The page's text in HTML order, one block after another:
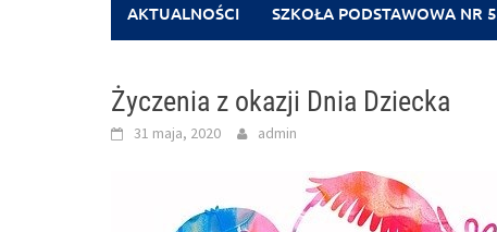
AKTUALNOŚCI SZKOŁA PODSTAWOWA NR 5
Życzenia z okazji Dnia Dziecka
31 maja, 2020 admin